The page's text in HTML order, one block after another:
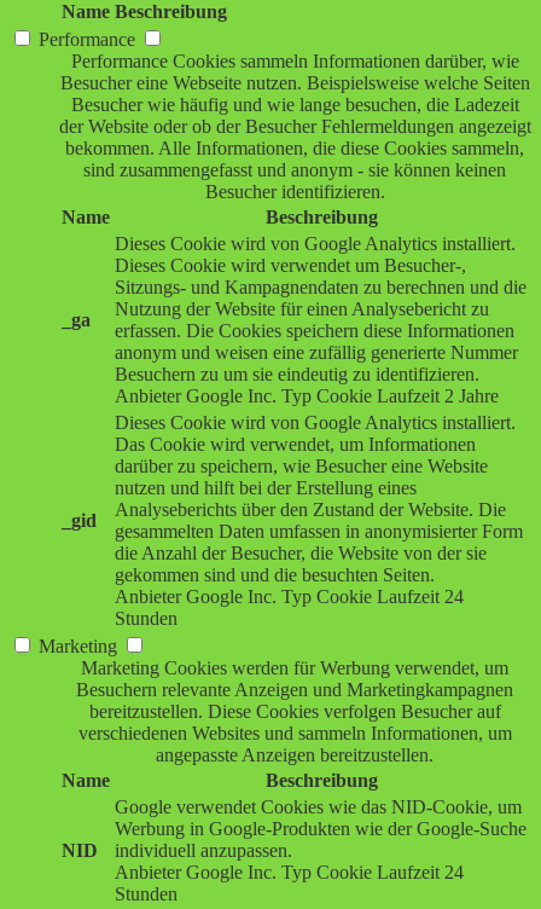
Name Beschreibung
Performance
Performance Cookies sammeln Informationen darüber, wie
Besucher eine Webseite nutzen. Beispielsweise welche Seiten
Besucher wie häufig und wie lange besuchen, die Ladezeit
der Website oder ob der Besucher Fehlermeldungen angezeigt
bekommen. Alle Informationen, die diese Cookies sammeln,
sind zusammengefasst und anonym - sie können keinen
Besucher identifizieren.
Name
Beschreibung
_ga
Dieses Cookie wird von Google Analytics installiert.
Dieses Cookie wird verwendet um Besucher-,
Sitzungs- und Kampagnendaten zu berechnen und die
Nutzung der Website für einen Analysebericht zu
erfassen. Die Cookies speichern diese Informationen
anonym und weisen eine zufällig generierte Nummer
Besuchern zu um sie eindeutig zu identifizieren.
Anbieter Google Inc. Typ Cookie Laufzeit 2 Jahre
_gid
Dieses Cookie wird von Google Analytics installiert.
Das Cookie wird verwendet, um Informationen
darüber zu speichern, wie Besucher eine Website
nutzen und hilft bei der Erstellung eines
Analyseberichts über den Zustand der Website. Die
gesammelten Daten umfassen in anonymisierter Form
die Anzahl der Besucher, die Website von der sie
gekommen sind und die besuchten Seiten.
Anbieter Google Inc. Typ Cookie Laufzeit 24
Stunden
Marketing
Marketing Cookies werden für Werbung verwendet, um
Besuchern relevante Anzeigen und Marketingkampagnen
bereitzustellen. Diese Cookies verfolgen Besucher auf
verschiedenen Websites und sammeln Informationen, um
angepasste Anzeigen bereitzustellen.
Name
Beschreibung
NID
Google verwendet Cookies wie das NID-Cookie, um
Werbung in Google-Produkten wie der Google-Suche
individuell anzupassen.
Anbieter Google Inc. Typ Cookie Laufzeit 24
Stunden